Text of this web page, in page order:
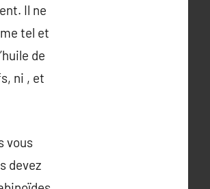
Il ne
tel et
de
ni , et
vous
devez